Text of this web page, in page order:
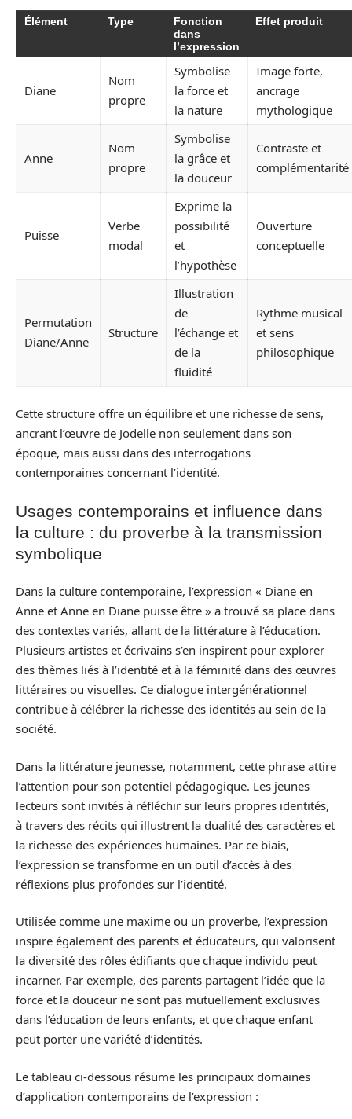
Élément Type
Fonction
dans
l’expression
Effet produit
Diane
Nom
propre
Symbolise
la force et
la nature
Image forte,
ancrage
mythologique
Anne
Nom
propre
Symbolise
la grâce et
la douceur
Contraste et
complémentarité
Puisse
Verbe
modal
Exprime la
possibilité
et
l’hypothèse
Ouverture
conceptuelle
Permutation
Diane/Anne
Structure
Illustration
de
l’échange et
de la
fluidité
Rythme musical
et sens
philosophique
Cette structure offre un équilibre et une richesse de sens,
ancrant l’œuvre de Jodelle non seulement dans son
époque, mais aussi dans des interrogations
contemporaines concernant l’identité.
Usages contemporains et influence dans
la culture : du proverbe à la transmission
symbolique
Dans la culture contemporaine, l’expression « Diane en
Anne et Anne en Diane puisse être » a trouvé sa place dans
des contextes variés, allant de la littérature à l’éducation.
Plusieurs artistes et écrivains s’en inspirent pour explorer
des thèmes liés à l’identité et à la féminité dans des œuvres
littéraires ou visuelles. Ce dialogue intergénérationnel
contribue à célébrer la richesse des identités au sein de la
société.
Dans la littérature jeunesse, notamment, cette phrase attire
l’attention pour son potentiel pédagogique. Les jeunes
lecteurs sont invités à réfléchir sur leurs propres identités,
à travers des récits qui illustrent la dualité des caractères et
la richesse des expériences humaines. Par ce biais,
l’expression se transforme en un outil d’accès à des
réflexions plus profondes sur l’identité.
Utilisée comme une maxime ou un proverbe, l’expression
inspire également des parents et éducateurs, qui valorisent
la diversité des rôles édifiants que chaque individu peut
incarner. Par exemple, des parents partagent l’idée que la
force et la douceur ne sont pas mutuellement exclusives
dans l’éducation de leurs enfants, et que chaque enfant
peut porter une variété d’identités.
Le tableau ci-dessous résume les principaux domaines
d’application contemporains de l’expression :